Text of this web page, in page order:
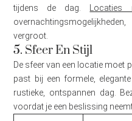
tijdens de dag. Locaties
vergroot.
5. Sfeer En Stijl
De sfeer van een locatie moet
past bij een formele,
rustieke, ontspannen dag.
voordat je een beslissing